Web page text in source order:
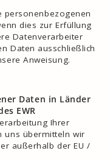
personenbezogenen
dies zur Erfüllung
Datenverarbeiter
Daten ausschließlich
Anweisung.
Daten in Länder
EWR
Ihrer
uns übermitteln wir
außerhalb der EU /